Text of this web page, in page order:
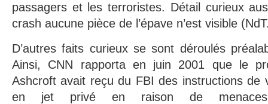
passagers et les terroristes. Détail curieux
crash aucune pièce de l’épave n’est visible
D’autres faits curieux se sont déroulés
Ainsi, CNN rapporta en juin 2001 que le
Ashcroft avait reçu du FBI des instructions de
en jet privé en raison de